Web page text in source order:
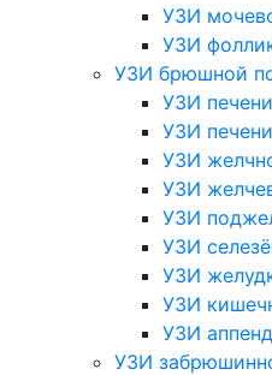
УЗИ
УЗИ
УЗИ брюшной
УЗИ печени
УЗИ
УЗИ
УЗИ
УЗИ
УЗИ
УЗИ
УЗИ
УЗИ
УЗИ